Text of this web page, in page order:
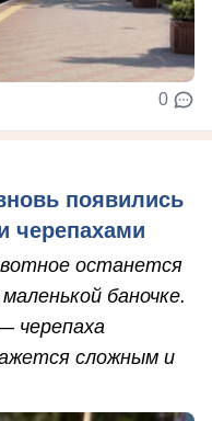
0
появились
черепахами
останется
баночке.
черепаха
сложным и